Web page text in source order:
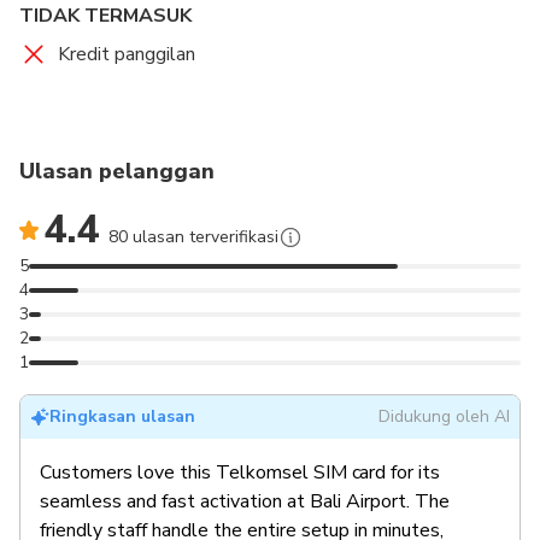
Telkomsel di aula kedatangan bandara.
TIDAK TERMASUK
Kredit panggilan
Ulasan pelanggan
4.4 80 ulasan terverifikasi
1
2
3
4
5
Ringkasan ulasan Didukung oleh AI
Customers love this Telkomsel SIM card for its
seamless and fast activation at Bali Airport. The
friendly staff handle the entire setup in minutes,